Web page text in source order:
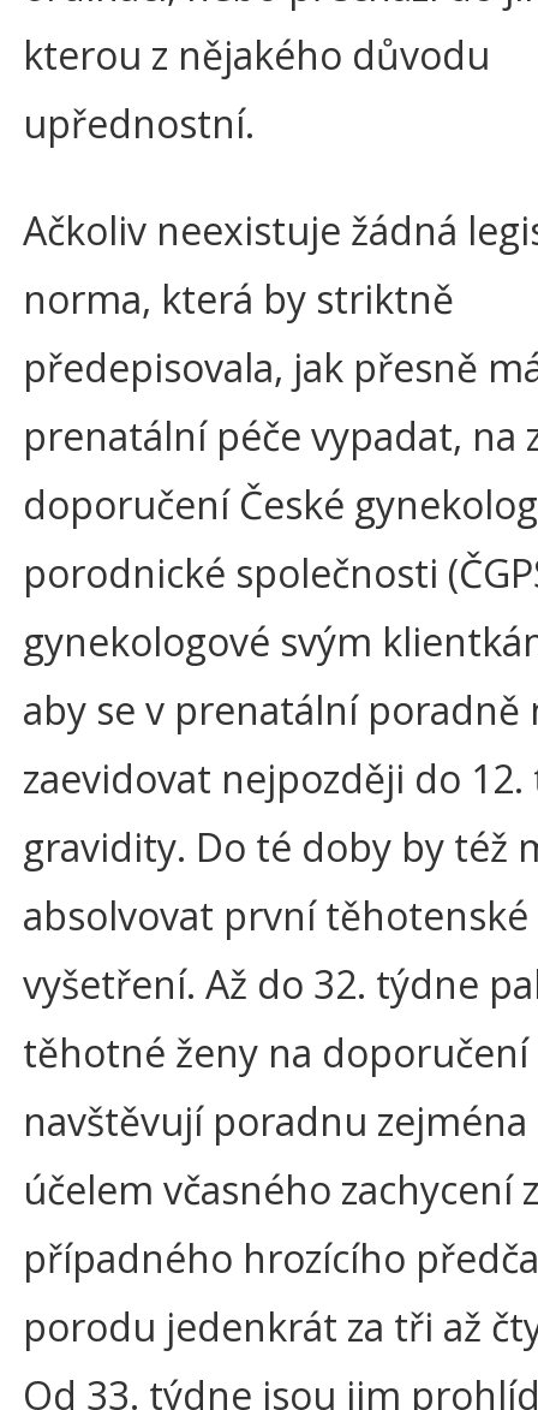
kterou z nějakého důvodu
upřednostní.
Ačkoliv neexistuje žádná
norma, která by striktně
předepisovala, jak přesně
prenatální péče vypadat, na
doporučení České
porodnické společnosti
gynekologové svým
aby se v prenatální poradně
zaevidovat nejpozději do
gravidity. Do té doby by též
absolvovat první těhotenské
vyšetření. Až do 32. týdne
těhotné ženy na doporučení
navštěvují poradnu zejména
účelem včasného zachycení
případného hrozícího
porodu jedenkrát za tři až
Od 33. týdne jsou jim